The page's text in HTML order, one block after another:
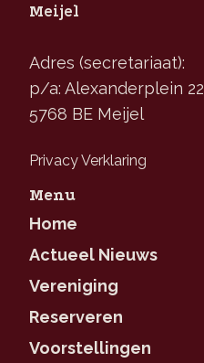
Meijel
Adres (secretariaat):
p/a: Alexanderplein 22
5768 BE Meijel
Privacy Verklaring
Menu
Home
Actueel Nieuws
Vereniging
Reserveren
Voorstellingen